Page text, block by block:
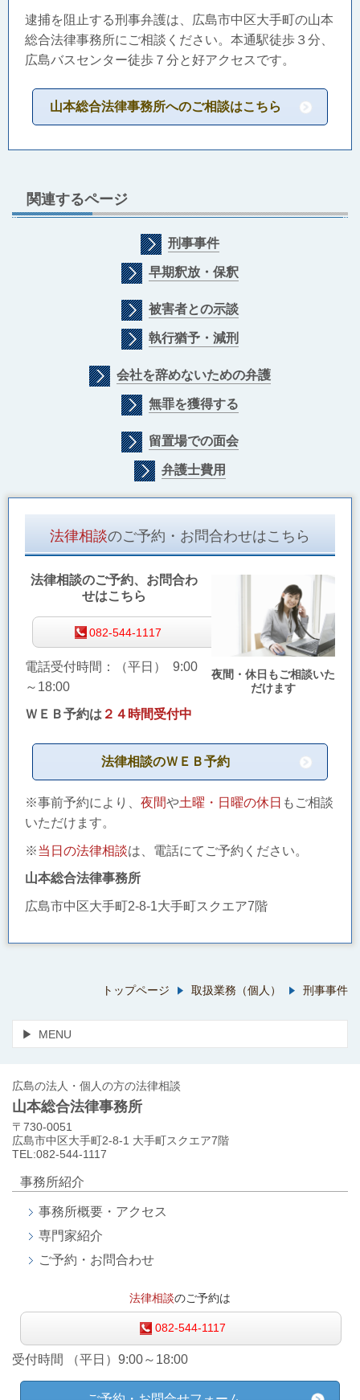
逮捕を阻止する刑事弁護は、広島市中区大手町の山本
総合法律事務所にご相談ください。本通駅徒歩３分、
広島バスセンター徒歩７分と好アクセスです。
山本総合法律事務所へのご相談はこちら
関連するページ
刑事事件
早期釈放・保釈
被害者との示談
執行猶予・減刑
会社を辞めないための弁護
無罪を獲得する
留置場での面会
弁護士費用
法律相談のご予約・お問合わせはこちら
夜間・休日もご相談いた
だけます
法律相談のご予約、お問合わ
せはこちら
082-544-1117
電話受付時間：（平日） 9:00
～18:00
ＷＥＢ予約は ２４時間受付中
法律相談のＷＥＢ予約
※事前予約により、 夜間や土曜・日曜の休日 もご相談
いただけます。
※当日の法律相談は、電話にてご予約ください。
山本総合法律事務所
広島市中区大手町2-8-1大手町スクエア7階
トップページ 取扱業務（個人） 刑事事件
MENU
広島の法人・個人の方の法律相談
山本総合法律事務所
〒730-0051
広島市中区大手町2-8-1 大手町スクエア7階
TEL:082-544-1117
事務所紹介
事務所概要・アクセス
専門家紹介
ご予約・お問合わせ
法律相談のご予約は
082-544-1117
受付時間 （平日）9:00～18:00